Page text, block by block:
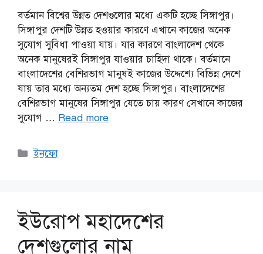
বর্তমান বিশ্বের উন্নত দেশগুলোর মধ্যে একটি হচ্ছে সিঙ্গাপুর।
সিঙ্গাপুর দেশটি উন্নত হওয়ার কারণে এখানে কাজের অনেক
সুযোগ সুবিধা পাওয়া যায়। যার কারণে বাংলাদেশ থেকে
অনেক মানুষেরই সিঙ্গাপুর যাওয়ার চাহিদা থাকে। বর্তমানে
বাংলাদেশের বেশিরভাগ মানুষই কাজের উদ্দেশ্যে বিভিন্ন দেশে
যায় তার মধ্যে অন্যতম দেশ হচ্ছে সিঙ্গাপুর। বাংলাদেশের
বেশিরভাগ মানুষের সিঙ্গাপুর যেতে চায় কারণ সেখানে কাজের
সুযোগ … Read more
Categories
ইনফো
ইউরোপ মহাদেশের
দেশগুলোর নাম